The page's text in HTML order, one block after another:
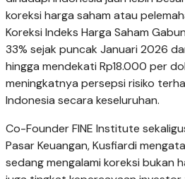
koreksi harga saham atau
Koreksi Indeks Harga Saham
33% sejak puncak Januari 2026
hingga mendekati Rp18.000 per
meningkatnya persepsi risiko
Indonesia secara keseluruhan.
Co-Founder FINE Institute
Pasar Keuangan, Kusfiardi
sedang mengalami koreksi bukan